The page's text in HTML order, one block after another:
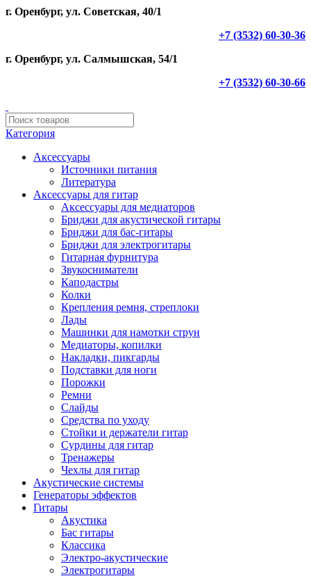
г. Оренбург, ул. Советская, 40/1
+7 (3532) 60-30-36
г. Оренбург, ул. Салмышская, 54/1
+7 (3532) 60-30-66
Категория
Аксессуары
Источники питания
Литература
Аксессуары для гитар
Аксессуары для медиаторов
Бриджи для акустической гитары
Бриджи для бас-гитары
Бриджи для электрогитары
Гитарная фурнитура
Звукосниматели
Каподастры
Колки
Крепления ремня, стреплоки
Лады
Машинки для намотки струн
Медиаторы, копилки
Накладки, пикгарды
Подставки для ноги
Порожки
Ремни
Слайды
Средства по уходу
Стойки и держатели гитар
Сурдины для гитар
Тренажеры
Чехлы для гитар
Акустические системы
Генераторы эффектов
Гитары
Акустика
Бас гитары
Классика
Электро-акустические
Электрогитары